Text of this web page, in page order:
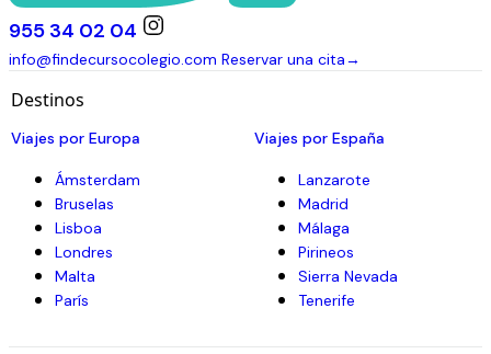
955 34 02 04
info@findecursocolegio.com Reservar una cita→
Destinos
Viajes por Europa
Ámsterdam
Bruselas
Lisboa
Londres
Malta
París
Viajes por España
Lanzarote
Madrid
Málaga
Pirineos
Sierra Nevada
Tenerife